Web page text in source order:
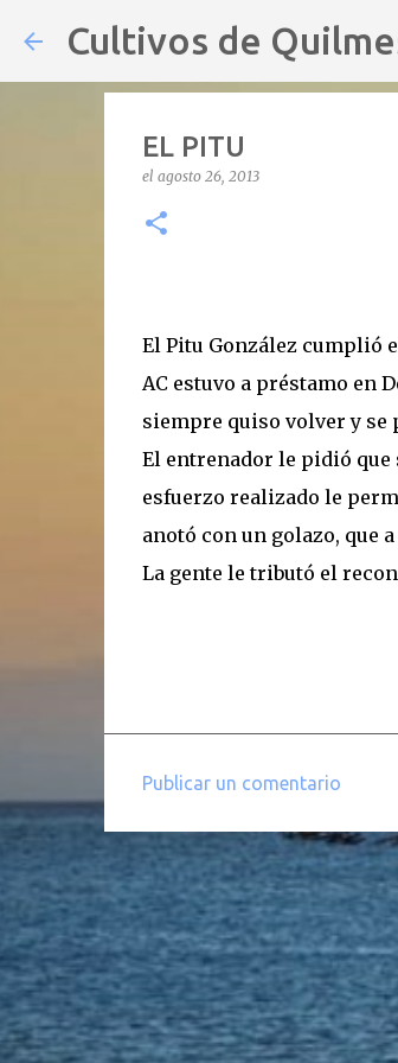
Cultivos de
EL PITU
el agosto 26, 2013
El Pitu González cumplió
AC estuvo a préstamo en
siempre quiso volver y se
El entrenador le pidió que
esfuerzo realizado le
anotó con un golazo, que
La gente le tributó el
o
m
e
n
t
a
r
Publicar un comentario